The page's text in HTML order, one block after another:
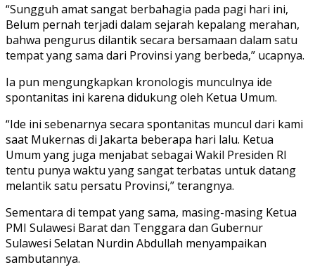
“Sungguh amat sangat berbahagia pada pagi hari ini,
Belum pernah terjadi dalam sejarah kepalang merahan,
bahwa pengurus dilantik secara bersamaan dalam satu
tempat yang sama dari Provinsi yang berbeda,” ucapnya.
Ia pun mengungkapkan kronologis munculnya ide
spontanitas ini karena didukung oleh Ketua Umum.
“Ide ini sebenarnya secara spontanitas muncul dari kami
saat Mukernas di Jakarta beberapa hari lalu. Ketua
Umum yang juga menjabat sebagai Wakil Presiden RI
tentu punya waktu yang sangat terbatas untuk datang
melantik satu persatu Provinsi,” terangnya.
Sementara di tempat yang sama, masing-masing Ketua
PMI Sulawesi Barat dan Tenggara dan Gubernur
Sulawesi Selatan Nurdin Abdullah menyampaikan
sambutannya.